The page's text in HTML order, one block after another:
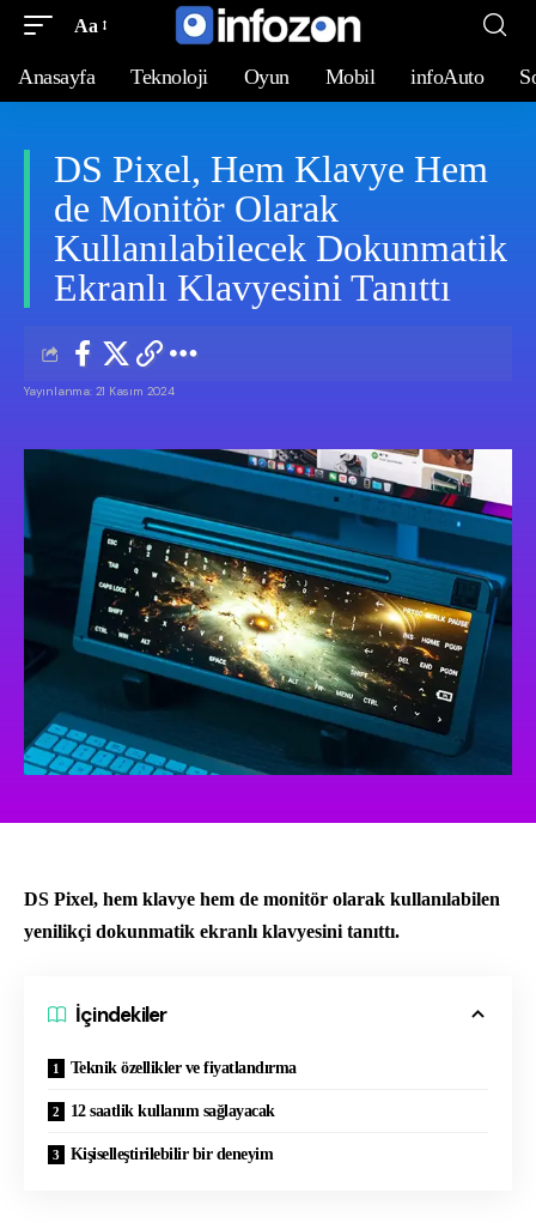
Aa
Anasayfa Teknoloji Oyun Mobil infoAuto
DS Pixel, Hem Klavye Hem
de Monitör Olarak
Kullanılabilecek Dokunmatik
Ekranlı Klavyesini Tanıttı
Yayınlanma: 21 Kasım 2024
DS Pixel, hem klavye hem de monitör olarak kullanılabilen
yenilikçi dokunmatik ekranlı klavyesini tanıttı.
İçindekiler
Teknik özellikler ve fiyatlandırma
12 saatlik kullanım sağlayacak
Kişiselleştirilebilir bir deneyim